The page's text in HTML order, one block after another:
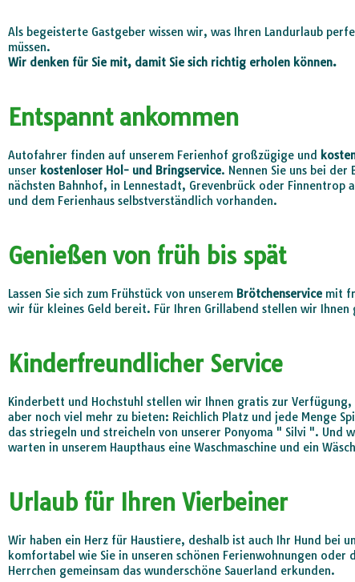
Als begeisterte Gastgeber wissen wir, was Ihren Landurlaub
müssen.
Wir denken für Sie mit, damit Sie sich richtig erholen können.
Entspannt ankommen
Autofahrer finden auf unserem Ferienhof großzügige und
unser kostenloser Hol- und Bringservice. Nennen Sie uns bei
nächsten Bahnhof, in Lennestadt, Grevenbrück oder Finnentrop
und dem Ferienhaus selbstverständlich vorhanden.
Genießen von früh bis spät
Lassen Sie sich zum Frühstück von unserem Brötchenservice mit
wir für kleines Geld bereit. Für Ihren Grillabend stellen wir
Kinderfreundlicher Service
Kinderbett und Hochstuhl stellen wir Ihnen gratis zur
aber noch viel mehr zu bieten: Reichlich Platz und jede Menge
das striegeln und streicheln von unserer Ponyoma " Silvi ". Und
warten in unserem Haupthaus eine Waschmaschine und ein
Urlaub für Ihren Vierbeiner
Wir haben ein Herz für Haustiere, deshalb ist auch Ihr Hund bei
komfortabel wie Sie in unseren schönen Ferienwohnungen oder
Herrchen gemeinsam das wunderschöne Sauerland erkunden.